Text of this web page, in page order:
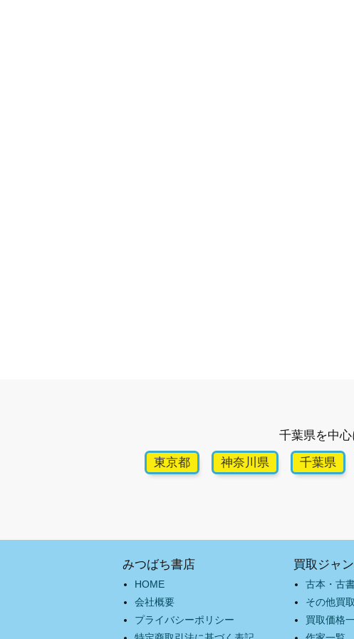
千葉県を中
東京都
神奈川県 千葉県
みつばち書店
HOME
会社概要
プライバシーポリシー
買取ジャ
古本・古
その他買
買取価格